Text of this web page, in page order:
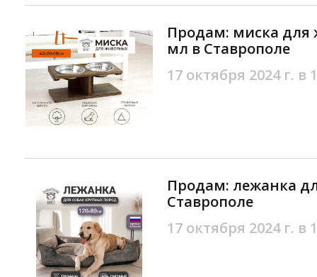
Продам: миска для
мл в Ставрополе
17 октября 2024 г. в
Продам: лежанка
Ставрополе
17 октября 2024 г. в